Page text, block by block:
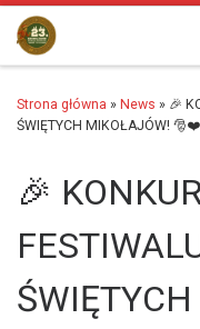
Przejdź do treści
Strona główna » News » 🎉
ŚWIĘTYCH MIKOŁAJÓW!
🎉